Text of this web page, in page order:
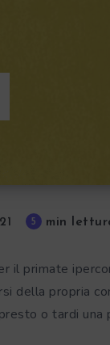
5 min
il primate
della propria
o tardi